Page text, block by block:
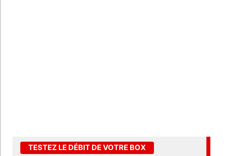
TESTEZ LE DÉBIT DE VOTRE BOX